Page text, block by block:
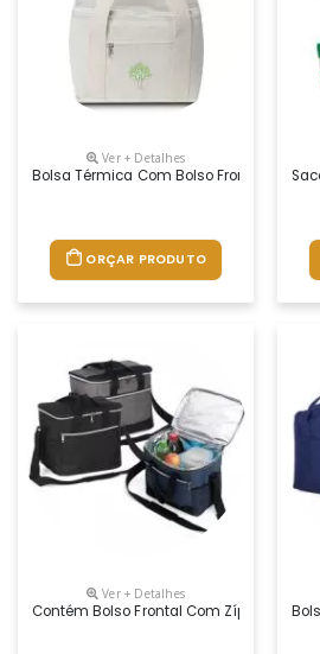
Ver + Detalhes
Bolsa Térmica Com Bolso Frontal
ORÇAR PRODUTO
Ver + Detalhes
Contém Bolso Frontal Com Zíper,